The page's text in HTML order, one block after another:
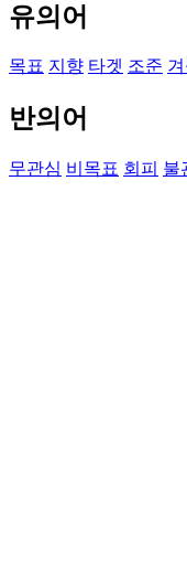
유의어
목표 지향 타겟 조준
반의어
무관심 비목표 회피 불